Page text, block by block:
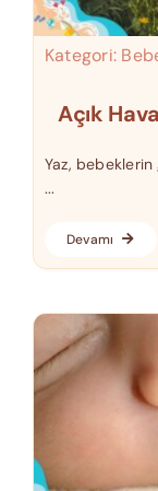
Kategori:
Açık
Yaz, bebeklerin
...
Devamı